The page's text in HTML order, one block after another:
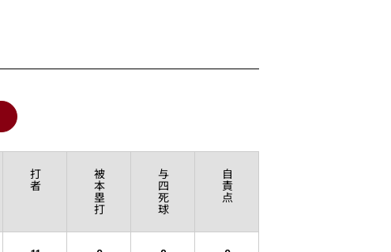
打
者
被
本
塁
打
与
四
死
球
自
責
点